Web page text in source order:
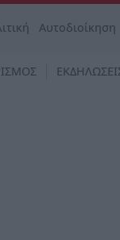
Αυτοδιοίκηση